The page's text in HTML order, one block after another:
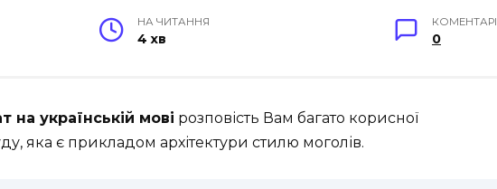
НА ЧИТАННЯ
4 хв
КОМЕНТАРІ
0
на українській мові розповість Вам багато корисної
яка є прикладом архітектури стилю моголів.